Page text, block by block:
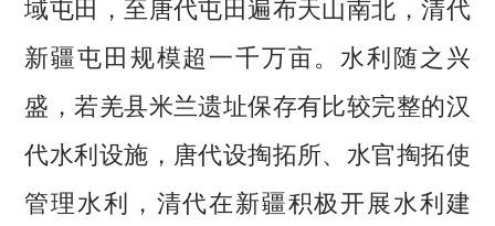
新疆屯田规模超一千万亩。水利随之兴
盛，若羌县米兰遗址保存有比较完整的汉
代水利设施，唐代设掏拓所、水官掏拓使
管理水利，清代在新疆积极开展水利建